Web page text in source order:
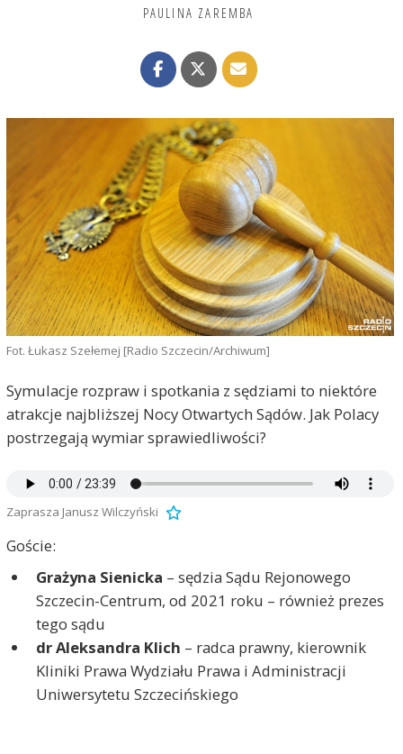
PAULINA ZAREMBA
Fot. Łukasz Szełemej [Radio Szczecin/Archiwum]
Symulacje rozpraw i spotkania z sędziami to niektóre
atrakcje najbliższej Nocy Otwartych Sądów. Jak Polacy
postrzegają wymiar sprawiedliwości?
Zaprasza Janusz Wilczyński
Goście:
Grażyna Sienicka – sędzia Sądu Rejonowego
Szczecin-Centrum, od 2021 roku – również prezes
tego sądu
dr Aleksandra Klich – radca prawny, kierownik
Kliniki Prawa Wydziału Prawa i Administracji
Uniwersytetu Szczecińskiego